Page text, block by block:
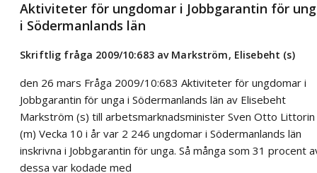
Aktiviteter för ungdomar i Jobbgarantin för
i Södermanlands län
Skriftlig fråga 2009/10:683 av Markström, Elisebeht (s)
den 26 mars Fråga 2009/10:683 Aktiviteter för ungdomar i
Jobbgarantin för unga i Södermanlands län av Elisebeht
Markström (s) till arbetsmarknadsminister Sven Otto Littorin
(m) Vecka 10 i år var 2 246 ungdomar i Södermanlands län
inskrivna i Jobbgarantin för unga. Så många som 31 procent
dessa var kodade med